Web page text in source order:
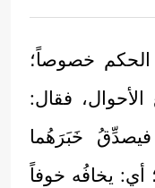
خصوصاً؛
فقال:
خَبَرَهُما
؛ أي: يخافُه خوفاً